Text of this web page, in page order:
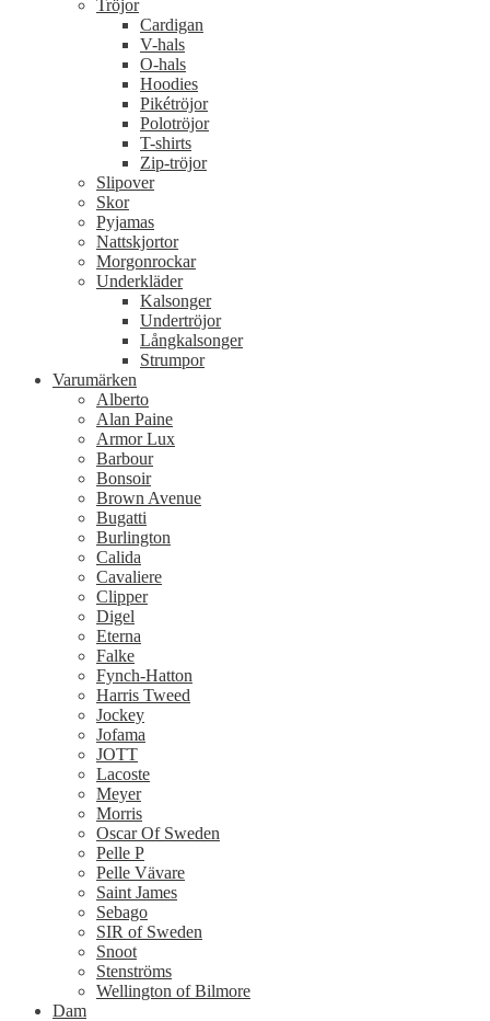
Tröjor
Cardigan
V-hals
O-hals
Hoodies
Pikétröjor
Polotröjor
T-shirts
Zip-tröjor
Slipover
Skor
Pyjamas
Nattskjortor
Morgonrockar
Underkläder
Kalsonger
Undertröjor
Långkalsonger
Strumpor
Varumärken
Alberto
Alan Paine
Armor Lux
Barbour
Bonsoir
Brown Avenue
Bugatti
Burlington
Calida
Cavaliere
Clipper
Digel
Eterna
Falke
Fynch-Hatton
Harris Tweed
Jockey
Jofama
JOTT
Lacoste
Meyer
Morris
Oscar Of Sweden
Pelle P
Pelle Vävare
Saint James
Sebago
SIR of Sweden
Snoot
Stenströms
Wellington of Bilmore
Dam